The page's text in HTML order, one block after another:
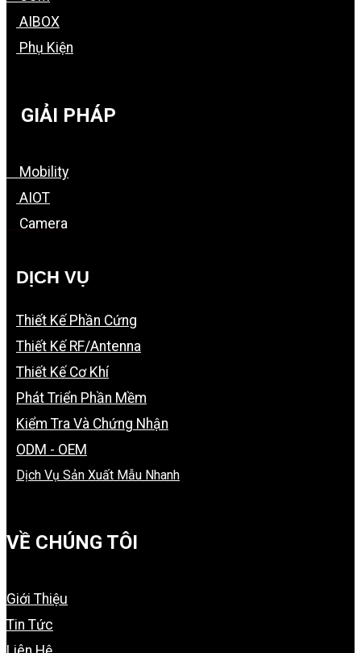
AIBOX
Phụ Kiện
GIẢI PHÁP
Mobility
AIOT
Camera
DỊCH VỤ
Thiết Kế Phần Cứng
Thiết Kế RF/Antenna
Thiết Kế Cơ Khí
Phát Triển Phần Mềm
Kiểm Tra Và Chứng Nhận
ODM - OEM
Dịch Vụ Sản Xuất Mẫu Nhanh
VỀ CHÚNG TÔI
Giới Thiệu
Tin Tức